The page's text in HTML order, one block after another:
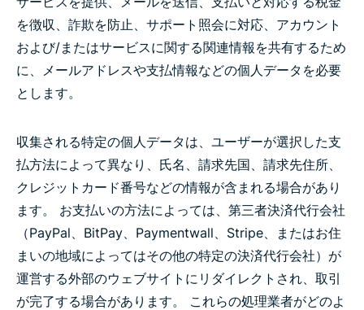
を徴収、詐欺を防止、サポート照会に対応、アカウント
および/またはサービスに関する関連情報を共有するため
に、メールアドレスや支払情報などの個人データを必要
とします。
収集される特定の個人データは、ユーザーが選択した支
払方法によって異なり、氏名、請求先国、請求先住所、
クレジットカード番号などの情報が含まれる場合があり
ます。 お支払いの方法によっては、第三者決済代行会社
（PayPal、BitPay、Paymentwall、Stripe、またはお住
まいの地域によってはその他の特定の決済代行会社）が
運営する外部のウェブサイトにリダイレクトされ、取引
が完了する場合があります。 これらの処理業者がどのよ